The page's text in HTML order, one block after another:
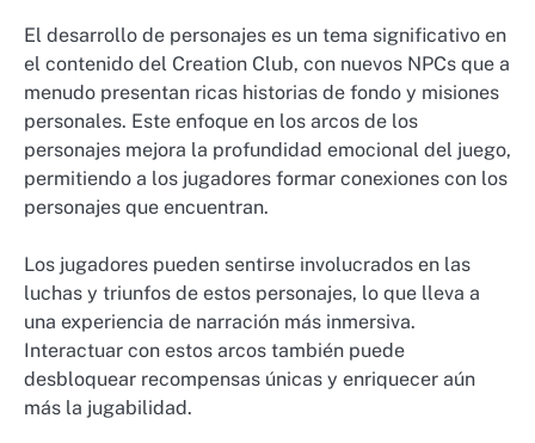
El desarrollo de personajes es un tema significativo en
el contenido del Creation Club, con nuevos NPCs que a
menudo presentan ricas historias de fondo y misiones
personales. Este enfoque en los arcos de los
personajes mejora la profundidad emocional del juego,
permitiendo a los jugadores formar conexiones con los
personajes que encuentran.
Los jugadores pueden sentirse involucrados en las
luchas y triunfos de estos personajes, lo que lleva a
una experiencia de narración más inmersiva.
Interactuar con estos arcos también puede
desbloquear recompensas únicas y enriquecer aún
más la jugabilidad.